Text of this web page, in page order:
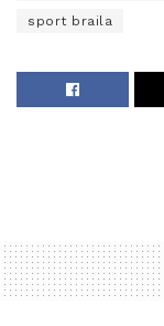
sport braila